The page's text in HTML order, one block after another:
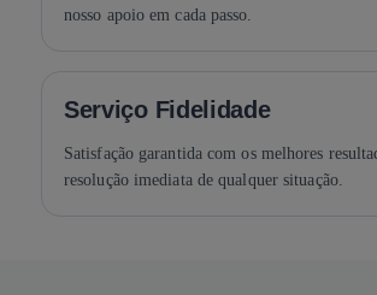
nosso apoio em cada passo.
Serviço Fidelidade
Satisfação garantida com os melhores
resolução imediata de qualquer situação.